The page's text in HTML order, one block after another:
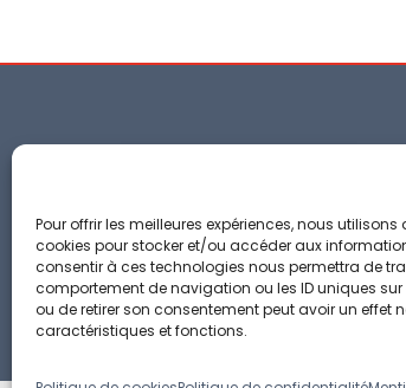
Pour offrir les meilleures expériences, nous
cookies pour stocker et/ou accéder aux
consentir à ces technologies nous permettra de
comportement de navigation ou les ID uniques
ou de retirer son consentement peut avoir un effet
caractéristiques et fonctions.